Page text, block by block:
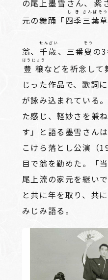
の尾上 墨雪 さん、 紫
元の舞踊「四季
しき
三葉草
さんばそう
翁、 千歳
せんざい
、三番叟
そう
の
豊穣
ほうじょう
などを祈念して
じった作品で、歌詞
が詠み込まれている
た感じ、軽妙さを兼
す」と語る墨雪さん
こけら落とし公演（
目で翁を勤めた。「
尾上流の家元を継い
と共に年を取り、共
みじみ語る。